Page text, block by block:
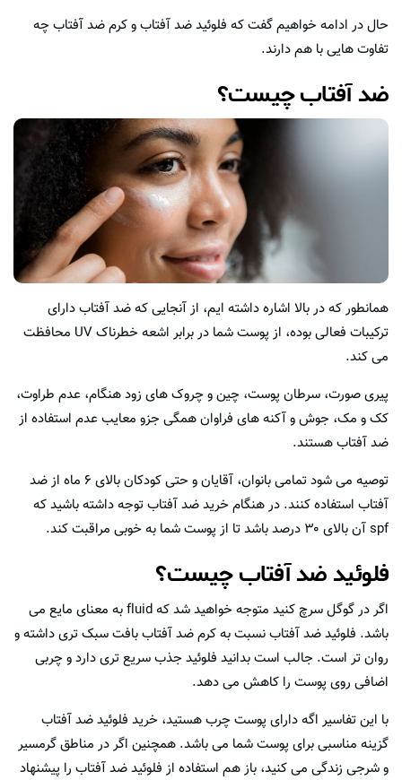
حال در ادامه خواهیم گفت که فلوئید ضد آفتاب و کرم ضد آفتاب چه
تفاوت هایی با هم دارند.
ضد آفتاب چیست؟
همانطور که در بالا اشاره داشته ایم، از آنجایی که ضد آفتاب دارای
ترکیبات فعالی بوده، از پوست شما در برابر اشعه خطرناک UV محافظت
می کند.
پیری صورت، سرطان پوست، چین و چروک های زود هنگام، عدم طراوت،
کک و مک، جوش و آکنه های فراوان همگی جزو معایب عدم استفاده از
ضد آفتاب هستند.
توصیه می شود تمامی بانوان، آقایان و حتی کودکان بالای ۶ ماه از ضد
آفتاب استفاده کنند. در هنگام خرید ضد آفتاب توجه داشته باشید که
spf آن بالای ۳۰ درصد باشد تا از پوست شما به خوبی مراقبت کند.
فلوئید ضد آفتاب چیست؟
اگر در گوگل سرچ کنید متوجه خواهید شد که fluid به معنای مایع می
باشد. فلوئید ضد آفتاب نسبت به کرم ضد آفتاب بافت سبک تری داشته و
روان تر است. جالب است بدانید فلوئید جذب سریع تری دارد و چربی
اضافی روی پوست را کاهش می دهد.
با این تفاسیر اگه دارای پوست چرب هستید، خرید فلوئید ضد آفتاب
گزینه مناسبی برای پوست شما می باشد. همچنین اگر در مناطق گرمسیر
و شرجی زندگی می کنید، باز هم استفاده از فلوئید ضد آفتاب را پیشنهاد